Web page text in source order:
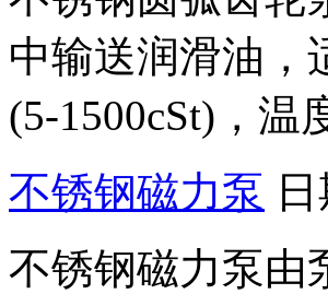
中输送润滑油，
(5-1500cSt)，
不锈钢磁力泵
不锈钢磁力泵由